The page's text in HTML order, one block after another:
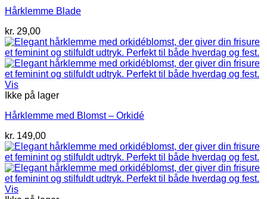
Hårklemme Blade
kr. 29,00
Vis
Ikke på lager
Hårklemme med Blomst – Orkidé
kr. 149,00
Vis